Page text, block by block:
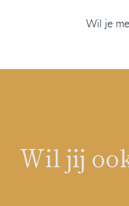
Wil je
Wil jij